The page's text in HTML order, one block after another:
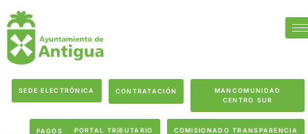
SEDE ELECTRÓNICA CONTRATACIÓN
MANCOMUNIDAD
CENTRO SUR
PAGOS PORTAL TRIBUTARIO COMISIONADO TRANSPARENCIA